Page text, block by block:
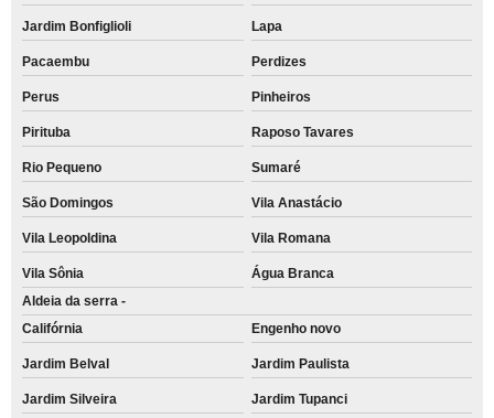
Jardim Bonfiglioli Lapa
Pacaembu Perdizes
Perus Pinheiros
Pirituba Raposo Tavares
Rio Pequeno Sumaré
São Domingos Vila Anastácio
Vila Leopoldina Vila Romana
Vila Sônia
Água Branca
Aldeia da serra -
Califórnia
Engenho novo
Jardim Belval Jardim Paulista
Jardim Silveira Jardim Tupanci